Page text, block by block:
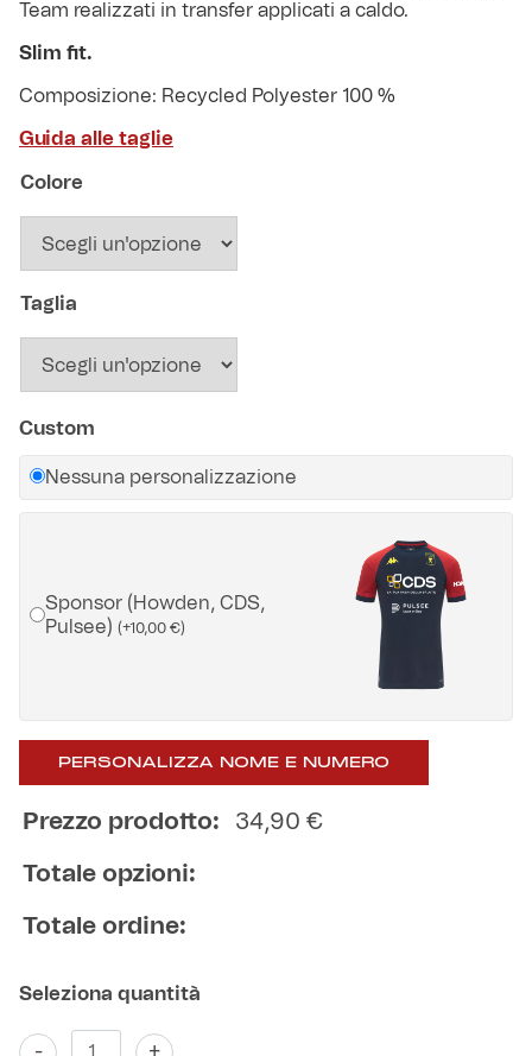
Robe di Kappa x Genoa
Red&Blue Voices
Party
Outlet
Caffè Boasi x Genoa
Isolani x Genoa
Fortissimo batte il mio cuor
Team realizzati in transfer applicati a caldo.
Slim fit.
Composizione: Recycled Polyester 100 %
Guida alle taglie
Colore
Taglia
Custom
Nessuna personalizzazione
Sponsor (Howden, CDS,
Pulsee) (+10,00 €)
PERSONALIZZA NOME E NUMERO
Prezzo prodotto: 34,90 €
Totale opzioni:
Totale ordine: